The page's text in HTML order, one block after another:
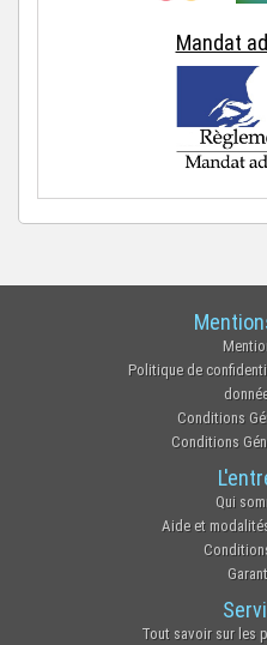
Mandat
Politique de
Conditions
Conditions
Qui
Aide et
Tout savoir sur les